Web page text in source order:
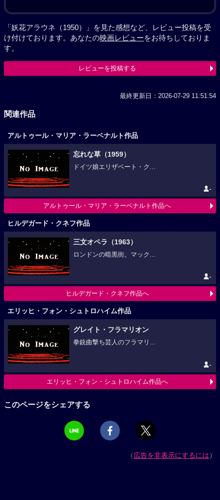
「妖花アラウネ（1950）」を見た感想など、レビュー投稿を受
け付けております。あなたの映画レビューをお待ちしておりま
す。
レビューを投稿する
最終更新日：2026-07-29 11:51:54
関連作品
アルトゥール・マリア・ラーベナルト作品
忘れな草（1959）
ドイツ娘エリザベート・ク...
-
アルトゥール・マリア・ラーベナルト作品へ
ヒルデガード・クネフ作品
三文オペラ（1963）
ロンドンの暗黒街。マック...
-
ヒルデガード・クネフ作品へ
エリッヒ・フォン・シュトロハイム作品
グレイト・フラマリオン
拳銃曲撃ち芸人のフラマリ...
-
エリッヒ・フォン・シュトロハイム作品へ
このページをシェアする
（広告を非表示にするには）